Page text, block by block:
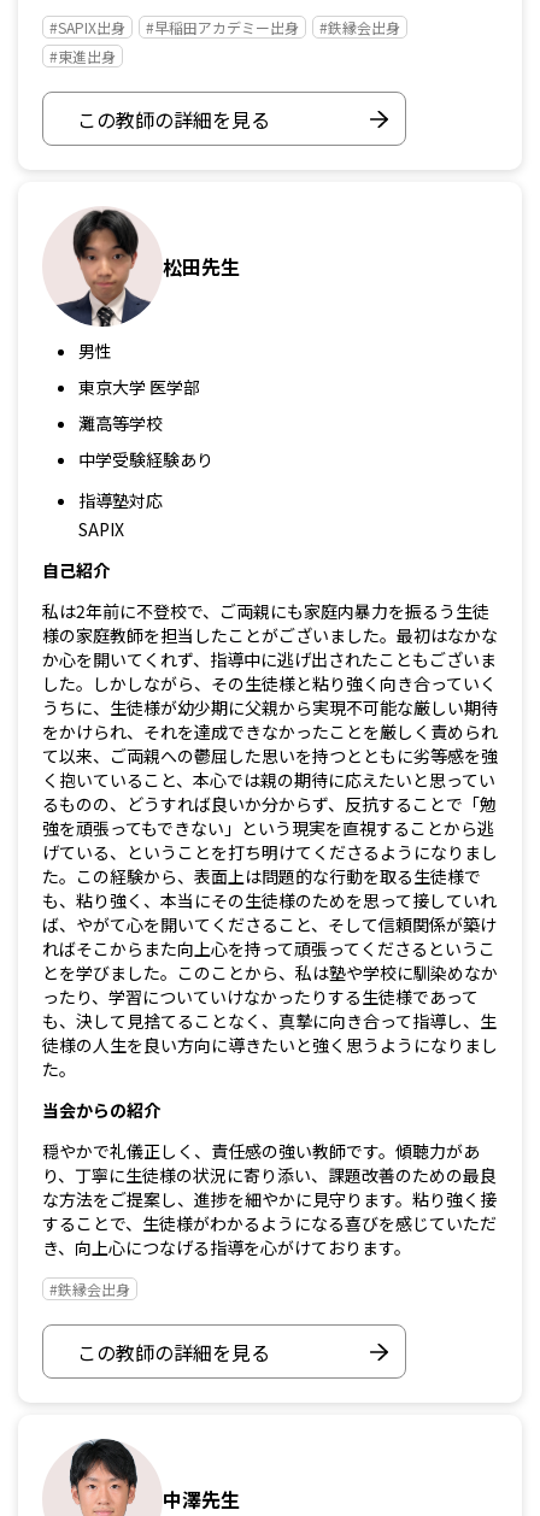
#SAPIX出身 #早稲田アカデミー出身
#鉄縁会出身
#東進出身
この教師の詳細を見る
松田先生
男性
東京大学 医学部
灘高等学校
中学受験経験あり
指導塾対応
SAPIX
自己紹介
私は2年前に不登校で、ご両親にも家庭内暴力を振るう生徒
様の家庭教師を担当したことがございました。最初はなかな
か心を開いてくれず、指導中に逃げ出されたこともございま
した。しかしながら、その生徒様と粘り強く向き合っていく
うちに、生徒様が幼少期に父親から実現不可能な厳しい期待
をかけられ、それを達成できなかったことを厳しく責められ
て以来、ご両親への鬱屈した思いを持つとともに劣等感を強
く抱いていること、本心では親の期待に応えたいと思ってい
るものの、どうすれば良いか分からず、反抗することで「勉
強を頑張ってもできない」という現実を直視することから逃
げている、ということを打ち明けてくださるようになりまし
た。この経験から、表面上は問題的な行動を取る生徒様で
も、粘り強く、本当にその生徒様のためを思って接していれ
ば、やがて心を開いてくださること、そして信頼関係が築け
ればそこからまた向上心を持って頑張ってくださるというこ
とを学びました。このことから、私は塾や学校に馴染めなか
ったり、学習についていけなかったりする生徒様であって
も、決して見捨てることなく、真摯に向き合って指導し、生
徒様の人生を良い方向に導きたいと強く思うようになりまし
た。
当会からの紹介
穏やかで礼儀正しく、責任感の強い教師です。傾聴力があ
り、丁寧に生徒様の状況に寄り添い、課題改善のための最良
な方法をご提案し、進捗を細やかに見守ります。粘り強く接
することで、生徒様がわかるようになる喜びを感じていただ
き、向上心につなげる指導を心がけております。
#鉄縁会出身
この教師の詳細を見る
中澤先生